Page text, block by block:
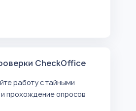
CheckOffice
работу с тайными
прохождение опросов